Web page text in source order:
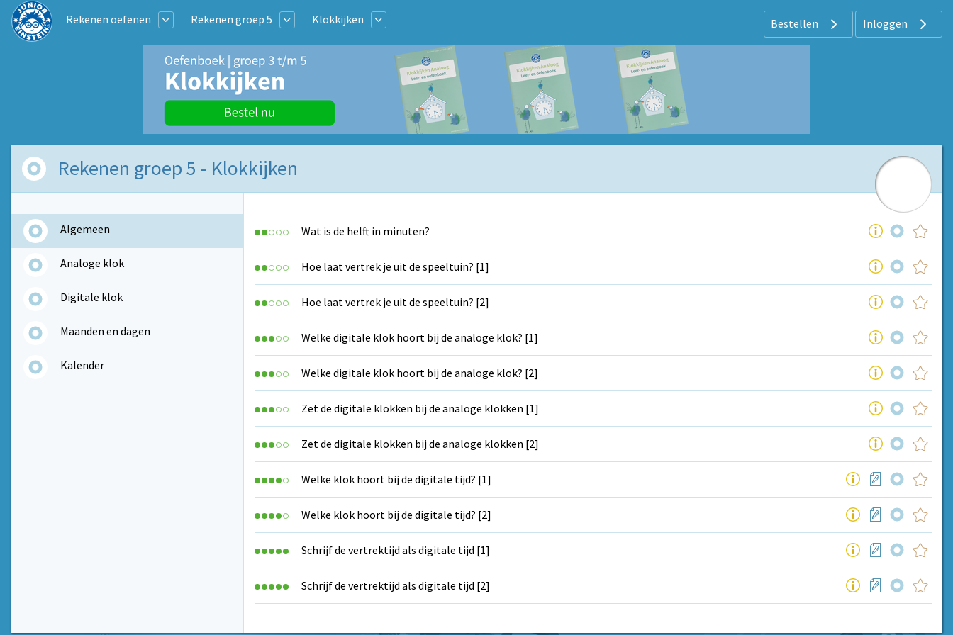
Rekenen oefenen Rekenen groep 5 Klokkijken Bestellen Inloggen
Rekenen groep 5 - Klokkijken
Algemeen
Analoge klok
Digitale klok
Maanden en dagen
Kalender
Wat is de helft in minuten?
Hoe laat vertrek je uit de speeltuin? [1]
Hoe laat vertrek je uit de speeltuin? [2]
Welke digitale klok hoort bij de analoge klok? [1]
Welke digitale klok hoort bij de analoge klok? [2]
Zet de digitale klokken bij de analoge klokken [1]
Zet de digitale klokken bij de analoge klokken [2]
Welke klok hoort bij de digitale tijd? [1]
Welke klok hoort bij de digitale tijd? [2]
Schrijf de vertrektijd als digitale tijd [1]
Schrijf de vertrektijd als digitale tijd [2]